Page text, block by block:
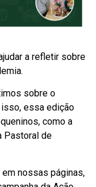
a refletir sobre
sobre o
essa edição
como a
Pastoral de
nossas páginas,